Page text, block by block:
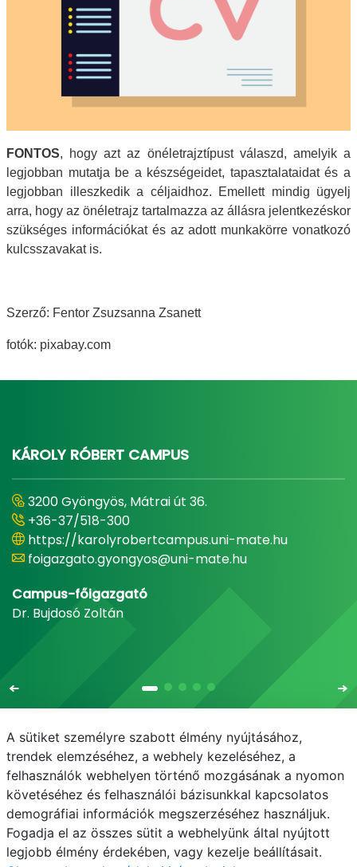
FONTOS, hogy azt az önéletrajztípust válaszd, amelyik a
legjobban mutatja be a készségeidet, tapasztalataidat és a
legjobban illeszkedik a céljaidhoz. Emellett mindig ügyelj
arra, hogy az önéletrajz tartalmazza az állásra jelentkezéskor
szükséges információkat és az adott munkakörre vonatkozó
kulcsszavakat is.
Szerző: Fentor Zsuzsanna Zsanett
fotók: pixabay.com
KÁROLY RÓBERT CAMPUS
3200 Gyöngyös, Mátrai út 36.
+36-37/518-300
https://karolyrobertcampus.uni-mate.hu
foigazgato.gyongyos@uni-mate.hu
Campus-főigazgató
Dr. Bujdosó Zoltán
E-mail Telefonkönyv NEPTUN
E-learning
Adatvédelem
A sütiket személyre szabott élmény nyújtásához,
trendek elemzéséhez, a webhely kezeléséhez, a
felhasználók webhelyen történő mozgásának a nyomon
követéséhez és felhasználói bázisunkkal kapcsolatos
demográfiai információk megszerzéséhez használjuk.
Fogadja el az összes sütit a webhelyünk által nyújtott
legjobb élmény érdekében, vagy kezelje beállításait.